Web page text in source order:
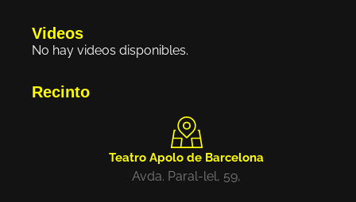
Videos
No hay videos disponibles.
Recinto
Teatro Apolo de Barcelona
Avda. Paral-lel, 59,